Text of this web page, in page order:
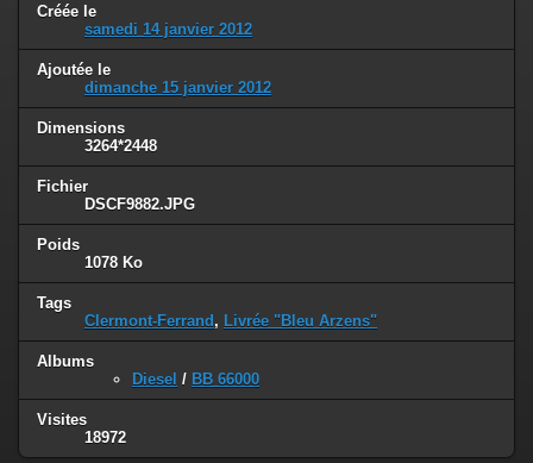
Créée le
samedi 14 janvier 2012
Ajoutée le
dimanche 15 janvier 2012
Dimensions
3264*2448
Fichier
DSCF9882.JPG
Poids
1078 Ko
Tags
Clermont-Ferrand , Livrée "Bleu Arzens"
Albums
Diesel / BB 66000
Visites
18972